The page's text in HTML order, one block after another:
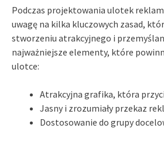
Podczas projektowania ulotek
uwagę na kilka kluczowych zasad,
stworzeniu atrakcyjnego i
najważniejsze elementy, które
ulotce:
Atrakcyjna grafika, która
Jasny i zrozumiały przekaz
Dostosowanie do grupy